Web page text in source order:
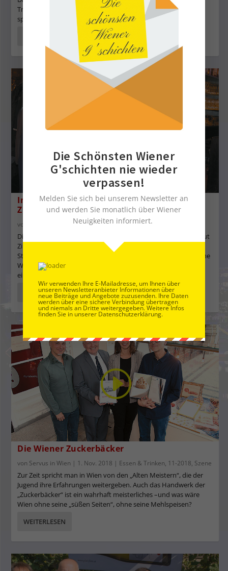
Tradition. Seit jeher war es auf typisch Wienerische Küche
spezialisiert.
In Memoriam Altbürgermeister Dr. Helmut
Zilk
von |1. Nov. 2018|11-2018,Szene
Dieser Tage jährte sich zum 10.Mal der Todestag von Dr. Helmut
Zilk. Nach einem feierlichen Erinnerungs-Gottesdienst im
Stephansdom begleiteten viele Wegbegleiter und Freunde seine
Witwe Dagmar Koller zu eine Gedenkstunde in Helmut Zilk´s
einstiges Lieblings-Beisl, dem „Gustl-Bauer “.
WEITERLESEN
Die Wiener Zuckerbäcker
von Servus in Wien | 1. Nov. 2018 | Essen & Trinken, 11-2018, Szene
Zur Zeit spricht man in Wien von den „Alten Meistern“, die der
Jugend ihre Erfahrungen weitergeben. Auch das Handwerk der
„Zuckerbäcker“ ist ein wahrhaft meisterliches –und was wäre
Wien ohne seine „süßen Seiten“, ohne seine Mehlspeisen?
WEITERLESEN
Die Schönsten Wiener
G'schichten nie wieder
verpassen!
Melden Sie sich bei unserem Newsletter an
und werden Sie monatlich über Wiener
Neuigkeiten informiert.
Wir verwenden Ihre E-Mailadresse, um Ihnen über
unseren Newsletteranbieter Informationen über
neue Beiträge und Angebote zuzusenden. Ihre Daten
werden über eine sichere Verbindung übertragen
und niemals an Dritte weitergegeben. Weitere Infos
finden Sie in unserer Datenschutzerklärung.